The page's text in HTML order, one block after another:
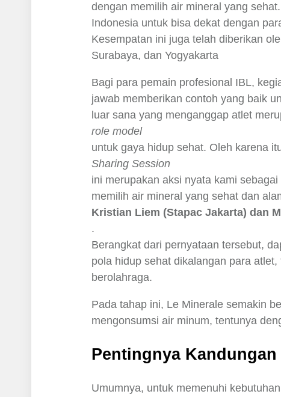
dengan memilih air mineral yang
Indonesia untuk bisa dekat dengan
Kesempatan ini juga telah diberikan
Surabaya, dan Yogyakarta
Bagi para pemain profesional IBL,
jawab memberikan contoh yang baik
luar sana yang menganggap atlet
role model
untuk gaya hidup sehat. Oleh karena
Sharing Session
ini merupakan aksi nyata kami
memilih air mineral yang sehat dan
Kristian Liem (Stapac Jakarta) dan
.
Berangkat dari pernyataan tersebut,
pola hidup sehat dikalangan para
berolahraga.
Pada tahap ini, Le Minerale semakin
mengonsumsi air minum, tentunya
Pentingnya
Umumnya, untuk memenuhi